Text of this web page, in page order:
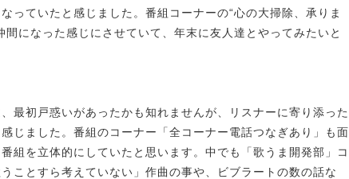
っていたと感じました。番組コーナーの“心の大掃除、承りま
になった感じにさせていて、年末に友人達とやってみたいと
最初戸惑いがあったかも知れませんが、リスナーに寄り添った
じました。番組のコーナー「全コーナー電話つなぎあり」も面
組を立体的にしていたと思います。中でも「歌うま開発部」コ
ことすら考えていない」作曲の事や、ビブラートの数の話な